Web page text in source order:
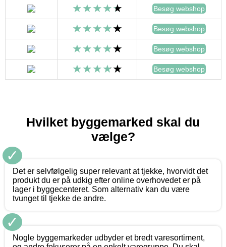
Besøg webshop
Besøg webshop
Besøg webshop
Besøg webshop
Hvilket byggemarked skal du
vælge?
✓
Det er selvfølgelig super relevant at tjekke, hvorvidt det
produkt du er på udkig efter online overhovedet er på
lager i byggecenteret. Som alternativ kan du være
tvunget til tjekke de andre.
✓
Nogle byggemarkeder udbyder et bredt varesortiment,